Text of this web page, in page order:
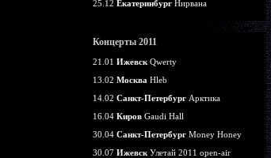
25.12 Екатеринбург Нирвана
Концерты 2011
21.01 Ижевск Qwerty
13.02 Москва Hleb
14.02 Санкт-Петербург Арктика
16.04 Киров Gaudi Hall
30.04 Санкт-Петербург Money Honey
30.07 Ижевск Улетай 2011 open-air